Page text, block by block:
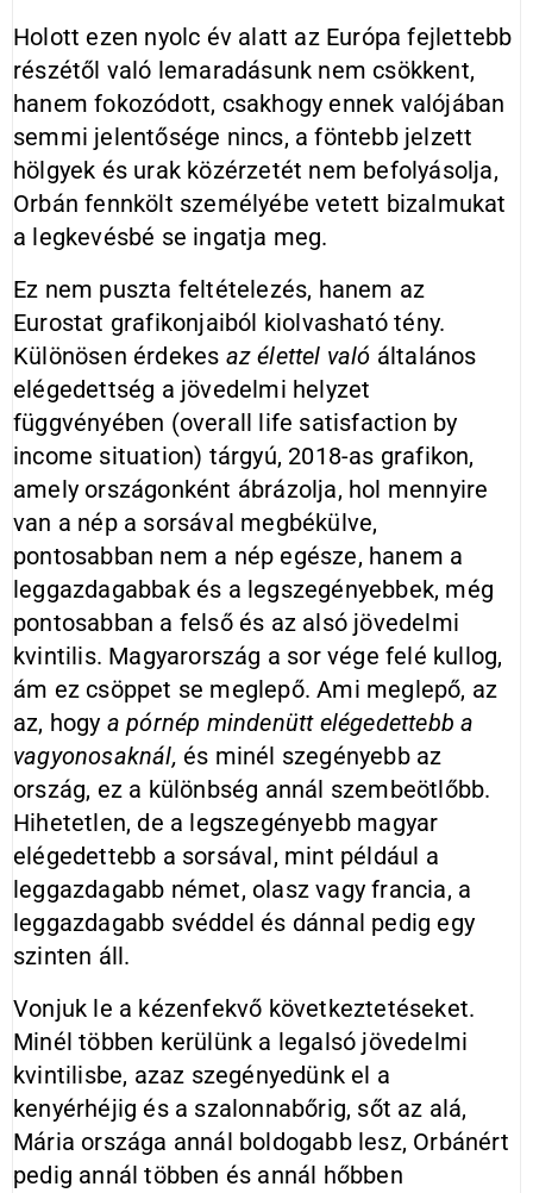
Holott ezen nyolc év alatt az Európa fejlettebb
részétől való lemaradásunk nem csökkent,
hanem fokozódott, csakhogy ennek valójában
semmi jelentősége nincs, a föntebb jelzett
hölgyek és urak közérzetét nem befolyásolja,
Orbán fennkölt személyébe vetett bizalmukat
a legkevésbé se ingatja meg.
Ez nem puszta feltételezés, hanem az
Eurostat grafikonjaiból kiolvasható tény.
Különösen érdekes az élettel való általános
elégedettség a jövedelmi helyzet
függvényében (overall life satisfaction by
income situation) tárgyú, 2018-as grafikon,
amely országonként ábrázolja, hol mennyire
van a nép a sorsával megbékülve,
pontosabban nem a nép egésze, hanem a
leggazdagabbak és a legszegényebbek, még
pontosabban a felső és az alsó jövedelmi
kvintilis. Magyarország a sor vége felé kullog,
ám ez csöppet se meglepő. Ami meglepő, az
az, hogy a pórnép mindenütt elégedettebb a
vagyonosaknál, és minél szegényebb az
ország, ez a különbség annál szembeötlőbb.
Hihetetlen, de a legszegényebb magyar
elégedettebb a sorsával, mint például a
leggazdagabb német, olasz vagy francia, a
leggazdagabb svéddel és dánnal pedig egy
szinten áll.
Vonjuk le a kézenfekvő következtetéseket.
Minél többen kerülünk a legalsó jövedelmi
kvintilisbe, azaz szegényedünk el a
kenyérhéjig és a szalonnabőrig, sőt az alá,
Mária országa annál boldogabb lesz, Orbánért
pedig annál többen és annál hőbben